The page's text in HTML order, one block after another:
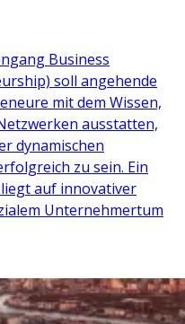
Business
soll angehende
mit dem Wissen,
ausstatten,
dynamischen
zu sein. Ein
auf innovativer
Unternehmertum